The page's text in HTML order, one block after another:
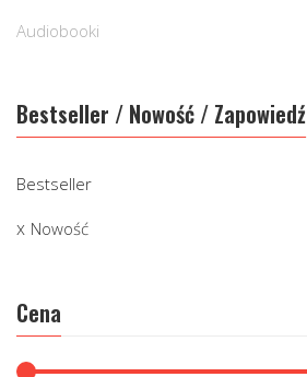
Audiobooki
Bestseller / Nowość / Zapowiedź
Bestseller
Nowość
Cena